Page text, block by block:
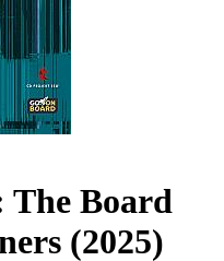
The Board
(2025)